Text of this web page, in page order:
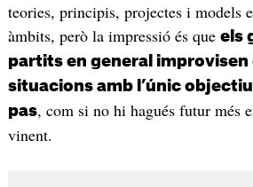
teories, principis, projectes i models
àmbits, però la impressió és que els
partits en general improvisen
situacions amb l’únic
pas, com si no hi hagués futur més
vinent.